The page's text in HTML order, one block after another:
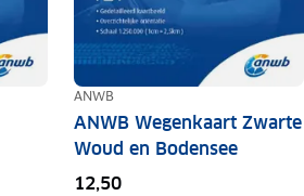
ANWB
ANWB Wegenkaart Zwarte
Woud en Bodensee
12,50